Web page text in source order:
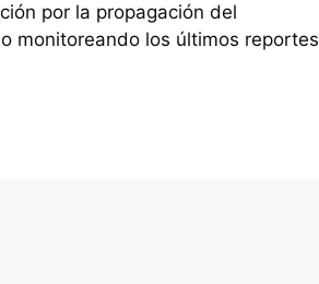
por la propagación del
monitoreando los últimos reportes